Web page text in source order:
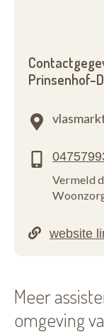
Prinsenhof-
Vermeld
Meer
omgeving